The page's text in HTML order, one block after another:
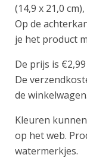
(14,9 x 21,0
Op de
je het product
De prijs is
De
de winkelwagen.
Kleuren
op het web.
watermerkjes.